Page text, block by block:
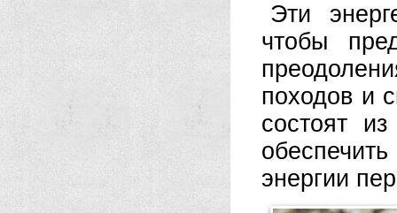
Эти
чтобы
походов и
состоят
энергии